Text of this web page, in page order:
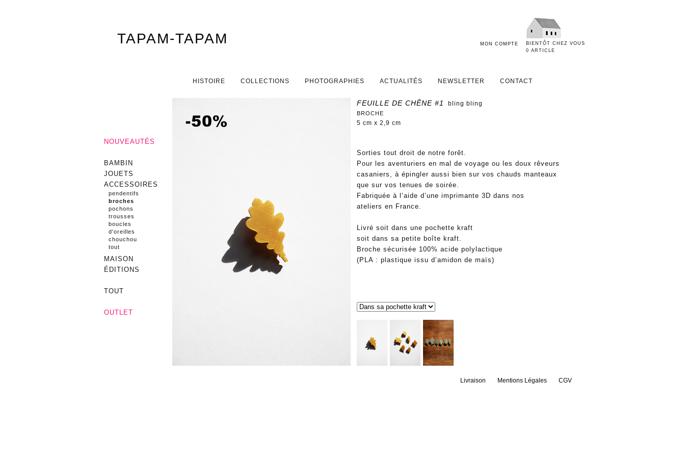
TAPAM-TAPAM
ALLER AU CONTENU PRINCIPAL
ALLER AU CONTENU SECONDAIRE
HISTOIRE COLLECTIONS PHOTOGRAPHIES ACTUALITÉS NEWSLETTER CONTACT
BIENTÔT CHEZ VOUS
0 ARTICLE
MON COMPTE
FEUILLE DE CHÊNE #1 bling bling
BROCHE
5 cm x 2,9 cm
Sorties tout droit de notre forêt.
Pour les aventuriers en mal de voyage ou les doux rêveurs
casaniers, à épingler aussi bien sur vos chauds manteaux
que sur vos tenues de soirée.
Fabriquée à l’aide d’une imprimante 3D dans nos
ateliers en France.
Livré soit dans une pochette kraft
soit dans sa petite boîte kraft.
Broche sécurisée 100% acide polylactique
(PLA : plastique issu d’amidon de maïs)
NOUVEAUTÉS
BAMBIN
JOUETS
ACCESSOIRES
pendentifs
broches
pochons
trousses
boucles
d'oreilles
chouchou
tout
MAISON
ÉDITIONS
TOUT
OUTLET
Livraison Mentions Légales CGV